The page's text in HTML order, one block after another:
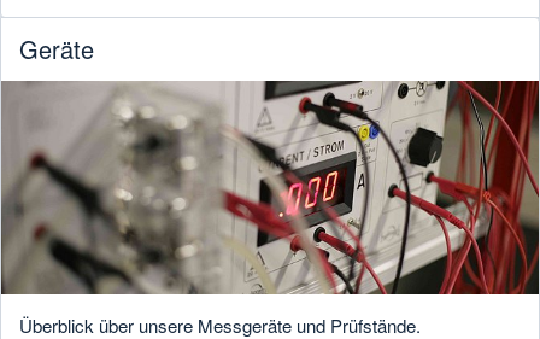
Geräte
Überblick über unsere Messgeräte und Prüfstände.